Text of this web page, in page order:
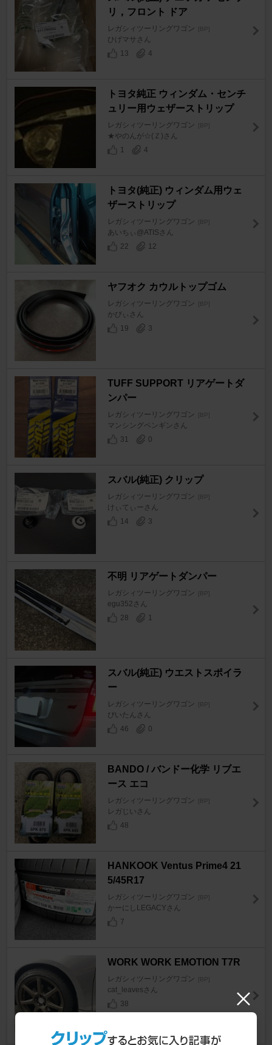
リ，フロント ドア
レガシィツーリングワゴン [BP]
ひげマサさん
13
4
トヨタ純正 ウィンダム・センチ
ュリー用ウェザーストリップ
レガシィツーリングワゴン [BP]
★やのんが☆(Ｚ)さん
1
4
トヨタ(純正) ウィンダム用ウェ
ザーストリップ
レガシィツーリングワゴン [BP]
あいちぃ@ATISさん
22
12
ヤフオク カウルトップゴム
レガシィツーリングワゴン [BP]
かびぃさん
19
3
TUFF SUPPORT リアゲートダ
ンパー
レガシィツーリングワゴン [BP]
マンシングペンギンさん
31
0
スバル(純正) クリップ
レガシィツーリングワゴン [BP]
けぃてぃーさん
14
3
不明 リアゲートダンパー
レガシィツーリングワゴン [BP]
egu352さん
28
1
スバル(純正) ウエストスポイラ
ー
レガシィツーリングワゴン [BP]
ぴいたんさん
46
0
BANDO / バンドー化学 リブエ
ース エコ
レガシィツーリングワゴン [BP]
レガじいさん
48
HANKOOK Ventus Prime4 21
5/45R17
レガシィツーリングワゴン [BP]
かーにしLEGACYさん
7
WORK WORK EMOTION T7R
レガシィツーリングワゴン [BP]
cat_leavesさん
38